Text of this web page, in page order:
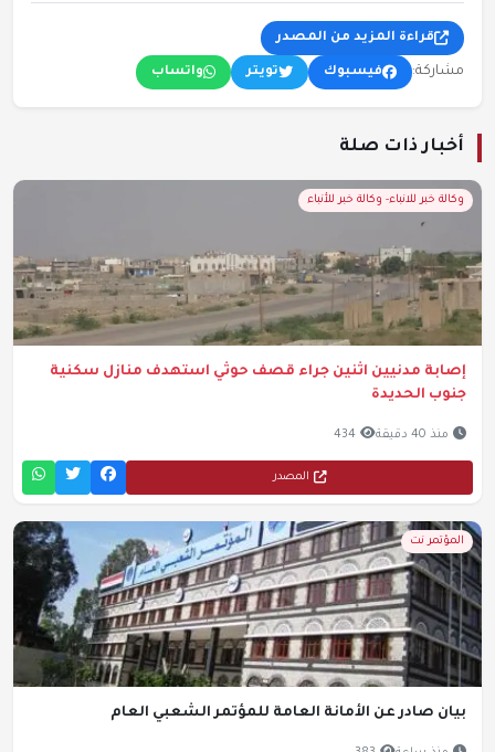
قراءة المزيد من المصدر
مشاركة: فيسبوك تويتر واتساب
أخبار ذات صلة
وكالة خبر للانباء- وكالة خبر للأنباء
إصابة مدنيين اثنين جراء قصف حوثي استهدف منازل سكنية
جنوب الحديدة
منذ 40 دقيقة 434
المصدر
المؤتمر نت
بيان صادر عن الأمانة العامة للمؤتمر الشعبي العام